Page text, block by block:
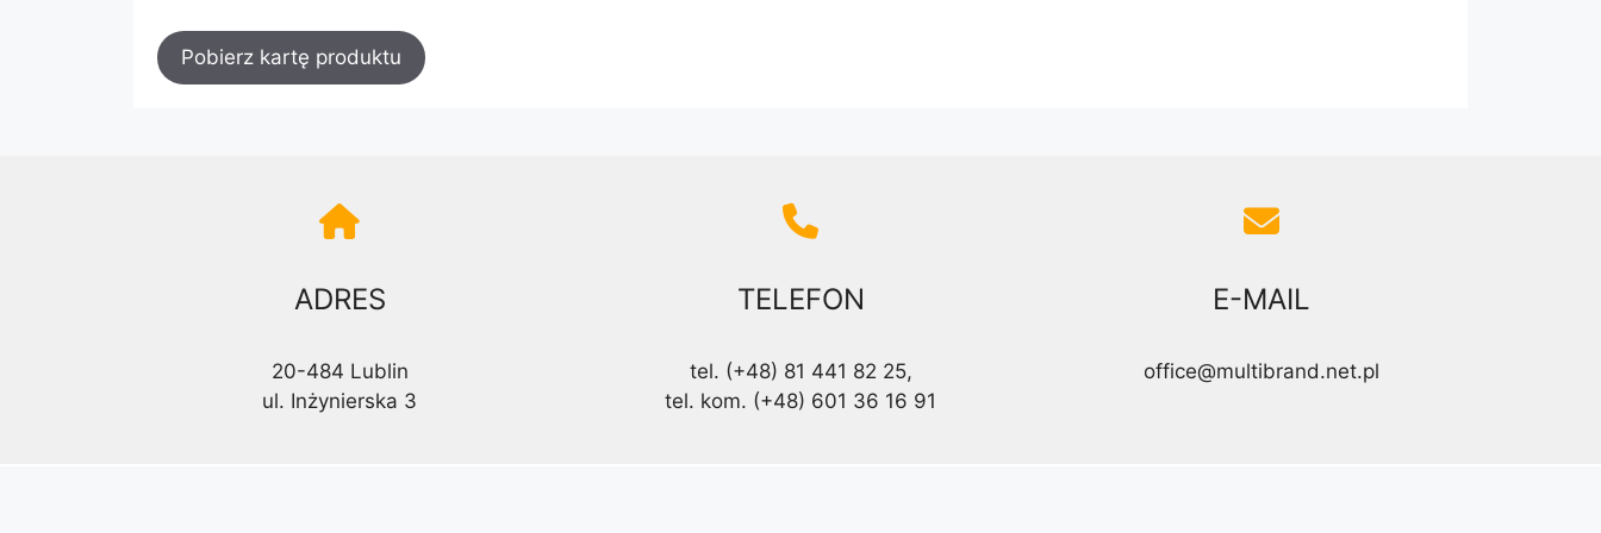
Pobierz kartę produktu
ADRES
20-484 Lublin
ul. Inżynierska 3
TELEFON
tel. (+48) 81 441 82 25,
tel. kom. (+48) 601 36 16 91
E-MAIL
office@multibrand.net.pl